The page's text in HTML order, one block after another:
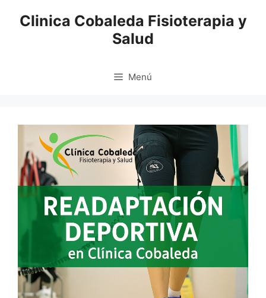
Clinica Cobaleda Fisioterapia y
Salud
Menú